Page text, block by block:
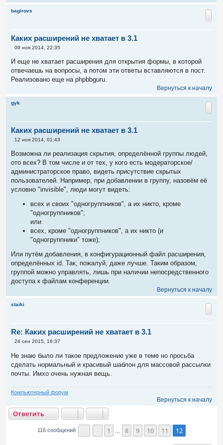
bagirovs
Каких расширений не хватает в 3.1
С
о
б
щ
е
н
09 ноя 2014, 22:35
И еще не хватает расширения для открытия формы, в которой
отвечаешь на вопросы, а потом эти ответы вставляются в пост.
Реализовано еще на phpbbguru.
Вернуться к началу
gyk
Каких расширений не хватает в 3.1
С
о
б
щ
н
и
12 ноя 2014, 01:43
Возможна ли реализация скрытия, определённой группы людей,
ото всех? В том числе и от тех, у кого есть модераторское/
администраторское право, видеть присутствие скрытых
пользователей. Например, при добавлении в группу, назовём её
условно "invisible", люди могут видеть:
всех и своих "одногруппников", а их никто, кроме
"одногруппников";
или
всех, кроме "одногруппников", а их никто (и
"одногруппники" тоже);
Или путём добавления, в конфигурационный файл расширения,
определённых id. Так, пожалуй, даже лучше. Таким образом,
группой можно управлять, лишь при наличии непосредственного
доступа к файлам конференции.
Вернуться к началу
staiki
Re: Каких расширений не хватает в 3.1
С
о
б
щ
н
е
24 сен 2015, 16:37
Не знаю было ли такое предложение уже в теме но просьба
сделать нормальный и красивый шаблон для массовой рассылки
почты. Имхо очень нужная вещь.
Компьютерный форум
Вернуться к началу
Ответить
116 сообщений Страница12из12
Пред.
1 8 9 10 11 12